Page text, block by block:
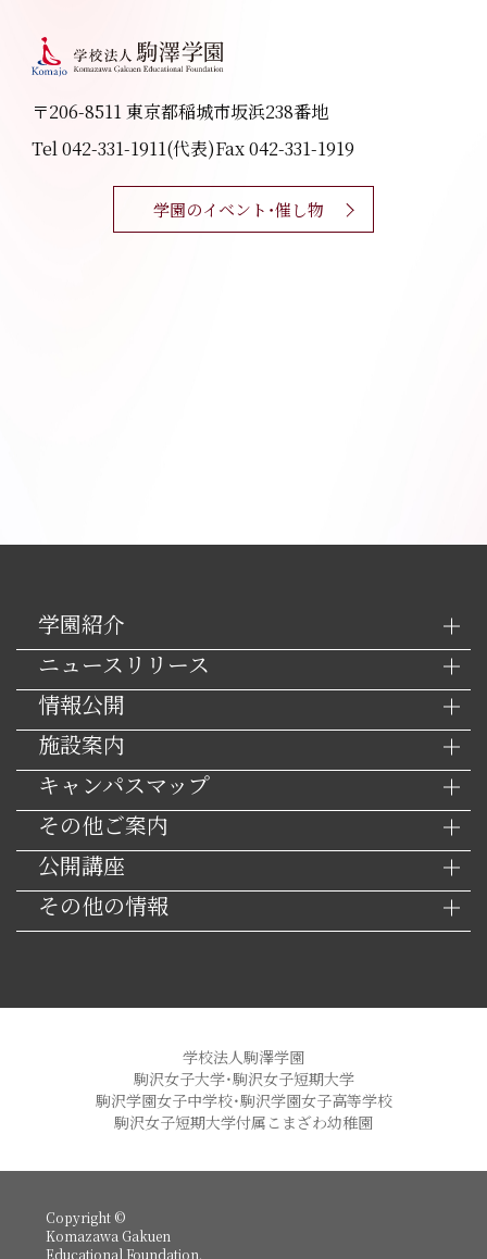
〒206-8511 東京都稲城市坂浜238番地
Tel 042-331-1911(代表)Fax 042-331-1919
学園のイベント・催し物
学園紹介
ニュースリリース
情報公開
施設案内
キャンパスマップ
その他ご案内
公開講座
その他の情報
学校法人駒澤学園
駒沢女子大学・駒沢女子短期大学
駒沢学園女子中学校・駒沢学園女子高等学校
駒沢女子短期大学付属こまざわ幼稚園
Copyright ©
Komazawa Gakuen
Educational Foundation.